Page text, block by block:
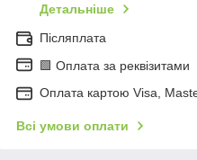
Детальніше
Післяплата
🟩 Оплата за реквізитами
Оплата картою Visa,
Всі умови оплати